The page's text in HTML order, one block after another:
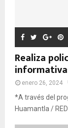
Realiza
enero 26, 2024
*A través del
Huamantla /